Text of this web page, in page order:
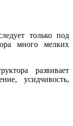
только под
много мелких
развивает
усидчивость,